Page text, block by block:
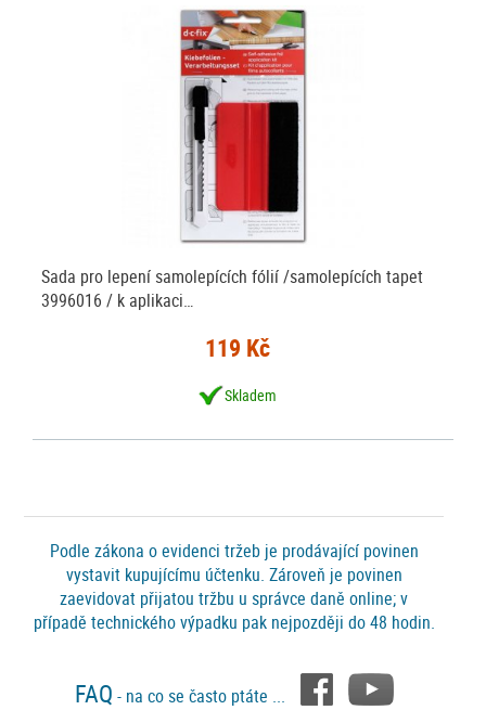
Sada pro lepení samolepících fólií /samolepících tapet
3996016 / k aplikaci…
119 Kč
Skladem
Podle zákona o evidenci tržeb je prodávající povinen
vystavit kupujícímu účtenku. Zároveň je povinen
zaevidovat přijatou tržbu u správce daně online; v
případě technického výpadku pak nejpozději do 48 hodin.
FAQ - na co se často ptáte ...